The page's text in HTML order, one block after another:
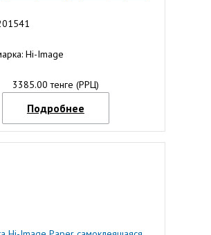
Hi-Image
3385.00 тенге (РРЦ)
Подробнее